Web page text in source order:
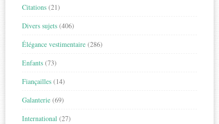
Citations (21)
Divers sujets (406)
Élégance vestimentaire (286)
Enfants (73)
Fiançailles (14)
Galanterie (69)
International (27)